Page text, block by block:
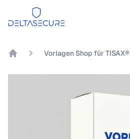
DeltaSecure
Vorlagen Shop für TISAX®